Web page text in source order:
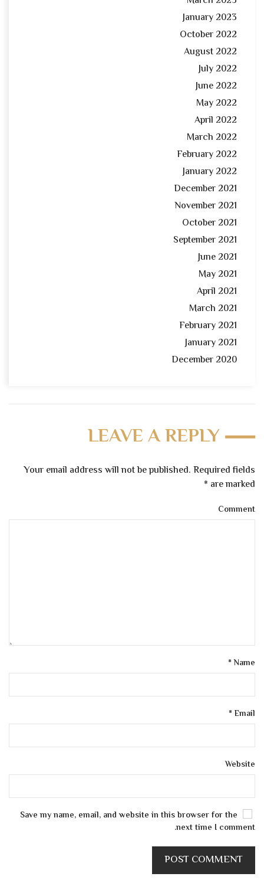
January 2023
October 2022
August 2022
July 2022
June 2022
May 2022
April 2022
March 2022
February 2022
January 2022
December 2021
November 2021
October 2021
September 2021
June 2021
May 2021
April 2021
March 2021
February 2021
January 2021
December 2020
LEAVE A REPLY
Your email address will not be published. Required fields
are marked
*
Comment
Name
*
Email
*
Website
Save my name, email, and website in this browser for the
next time I comment.
POST COMMENT